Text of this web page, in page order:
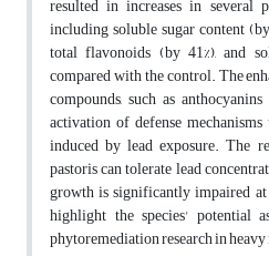
resulted in increases in several
including soluble sugar content (by
total flavonoids (by 41%), and
compared with the control. The
compounds, such as
activation of defense
induced by lead exposure. The
pastoris can tolerate lead
growth is significantly impaired
highlight the species' potential
phytoremediation research in